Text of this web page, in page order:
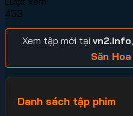
453
Xem tập mới tại vn2.info
Săn
Danh sách tập phim